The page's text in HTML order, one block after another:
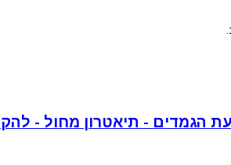
הגמדים - תיאטרון מחול -